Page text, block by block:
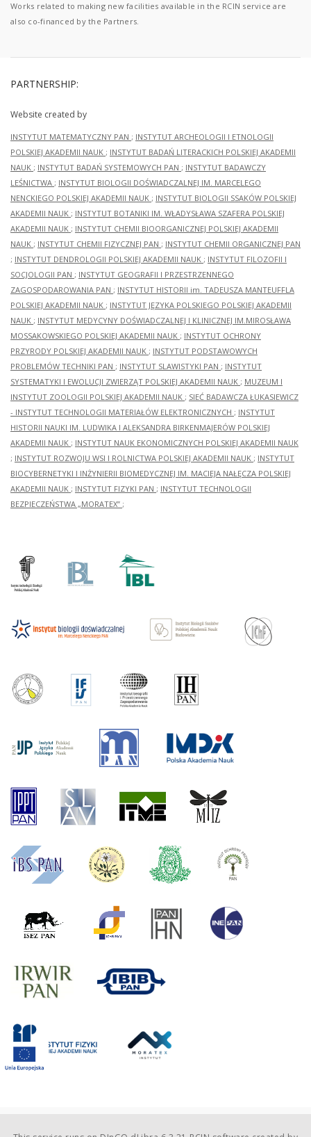
Works related to making new facilities available in the RCIN service are
also co-financed by the Partners.
PARTNERSHIP:
Website created by
INSTYTUT MATEMATYCZNY PAN ; INSTYTUT ARCHEOLOGII I ETNOLOGII
POLSKIEJ AKADEMII NAUK ; INSTYTUT BADAŃ LITERACKICH POLSKIEJ AKADEMII
NAUK ; INSTYTUT BADAŃ SYSTEMOWYCH PAN ; INSTYTUT BADAWCZY
LEŚNICTWA ; INSTYTUT BIOLOGII DOŚWIADCZALNEJ IM. MARCELEGO
NENCKIEGO POLSKIEJ AKADEMII NAUK ; INSTYTUT BIOLOGII SSAKÓW POLSKIEJ
AKADEMII NAUK ; INSTYTUT BOTANIKI IM. WŁADYSŁAWA SZAFERA POLSKIEJ
AKADEMII NAUK ; INSTYTUT CHEMII BIOORGANICZNEJ POLSKIEJ AKADEMII
NAUK ; INSTYTUT CHEMII FIZYCZNEJ PAN ; INSTYTUT CHEMII ORGANICZNEJ PAN
; INSTYTUT DENDROLOGII POLSKIEJ AKADEMII NAUK ; INSTYTUT FILOZOFII I
SOCJOLOGII PAN ; INSTYTUT GEOGRAFII I PRZESTRZENNEGO
ZAGOSPODAROWANIA PAN ; INSTYTUT HISTORII im. TADEUSZA MANTEUFFLA
POLSKIEJ AKADEMII NAUK ; INSTYTUT JĘZYKA POLSKIEGO POLSKIEJ AKADEMII
NAUK ; INSTYTUT MEDYCYNY DOŚWIADCZALNEJ I KLINICZNEJ IM.MIROSŁAWA
MOSSAKOWSKIEGO POLSKIEJ AKADEMII NAUK ; INSTYTUT OCHRONY
PRZYRODY POLSKIEJ AKADEMII NAUK ; INSTYTUT PODSTAWOWYCH
PROBLEMÓW TECHNIKI PAN ; INSTYTUT SLAWISTYKI PAN ; INSTYTUT
SYSTEMATYKI I EWOLUCJI ZWIERZĄT POLSKIEJ AKADEMII NAUK ; MUZEUM I
INSTYTUT ZOOLOGII POLSKIEJ AKADEMII NAUK ; SIEĆ BADAWCZA ŁUKASIEWICZ
- INSTYTUT TECHNOLOGII MATERIAŁÓW ELEKTRONICZNYCH ; INSTYTUT
HISTORII NAUKI IM. LUDWIKA I ALEKSANDRA BIRKENMAJERÓW POLSKIEJ
AKADEMII NAUK ; INSTYTUT NAUK EKONOMICZNYCH POLSKIEJ AKADEMII NAUK
; INSTYTUT ROZWOJU WSI I ROLNICTWA POLSKIEJ AKADEMII NAUK ; INSTYTUT
BIOCYBERNETYKI I INŻYNIERII BIOMEDYCZNEJ IM. MACIEJA NAŁĘCZA POLSKIEJ
AKADEMII NAUK ; INSTYTUT FIZYKI PAN ; INSTYTUT TECHNOLOGII
BEZPIECZEŃSTWA „MORATEX” ;